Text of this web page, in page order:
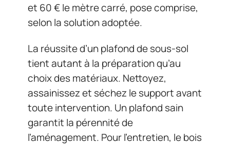
et 60 € le mètre carré, pose comprise,
selon la solution adoptée.
La réussite d’un plafond de sous-sol
tient autant à la préparation qu’au
choix des matériaux. Nettoyez,
assainissez et séchez le support avant
toute intervention. Un plafond sain
garantit la pérennité de
l’aménagement. Pour l’entretien, le bois